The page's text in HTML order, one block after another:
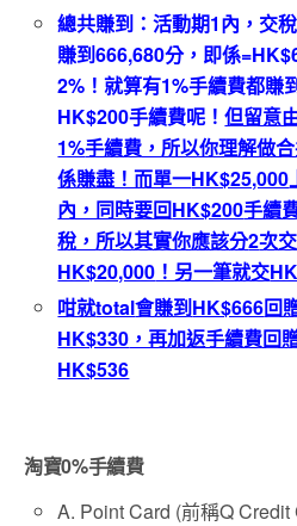
總共賺到：活動期1內，交稅
賺到666,680分，即係
2% ！就算有1%手續費都賺
HK$200手續費呢！但留意
1%手續費，所以你理解做
係賺盡！而單一HK$25,000
內，同時要回HK$200手續
稅，所以其實你應該分2次
HK$20,000 ！另一筆就交
咁就total會賺到HK$666回
HK$330 ，再加返手續費回
HK$536
淘寶0%手續費
A. Point Card (前稱Q